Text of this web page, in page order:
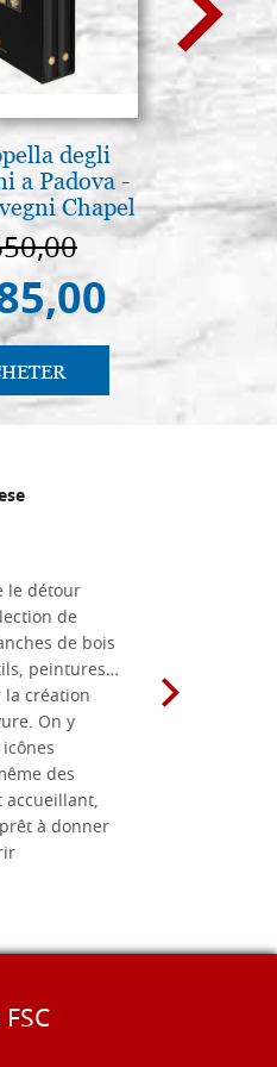
degli
a Padova -
Chapel
€
€
le détour
de
de bois
peintures…
création
On y
des
accueillant,
à donner